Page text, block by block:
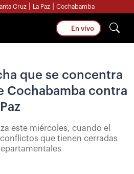
Cruz La Paz Cochabamba
En vivo
que se concentra
Cochabamba contra
este miércoles, cuando el
que tienen cerradas